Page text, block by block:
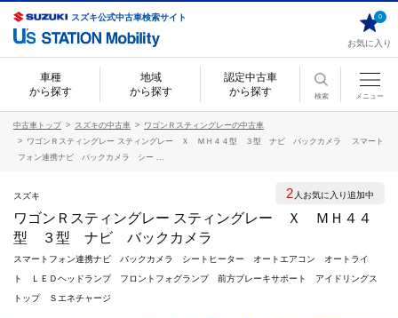
スズキ公式中古車検索サイト
お気に入り
0
車種
から探す
地域
から探す
認定中古車
から探す
検索 メニュー
中古車トップ スズキの中古車
ワゴンＲスティングレーの中古車
ワゴンＲスティングレー スティングレー Ｘ ＭＨ４４型 ３型 ナビ バックカメラ スマート
フォン連携ナビ バックカメラ シー ...
スズキ
ワゴンＲスティングレー スティングレー Ｘ ＭＨ４４
型 ３型 ナビ バックカメラ
スマートフォン連携ナビ バックカメラ シートヒーター オートエアコン オートライ
ト ＬＥＤヘッドランプ フロントフォグランプ 前方ブレーキサポート アイドリングス
トップ Ｓエネチャージ
2 人お気に入り追加中